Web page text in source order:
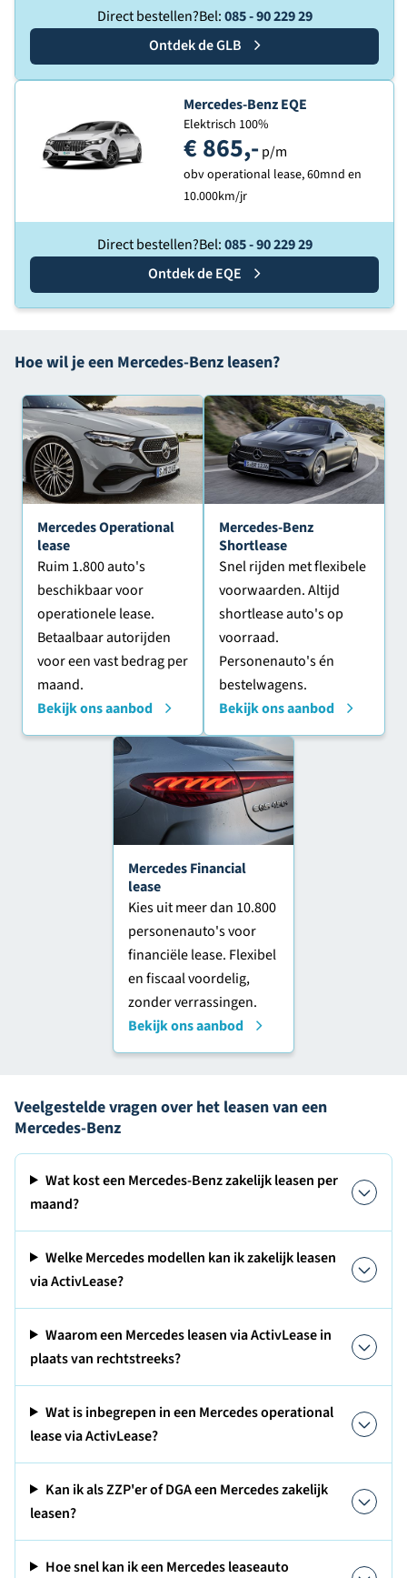
Direct bestellen?Bel:085 - 90 229 29
Ontdek deMercedes-Benz
GLB
Ontdek de
Mercedes-Benz EQE
Elektrisch 100%
€ 865,- p/m
obv operational lease, 60mnd en
10.000km/jr
Direct bestellen?Bel:085 - 90 229 29
Ontdek deMercedes-Benz
EQE
Hoe wil je een Mercedes-Benz leasen?
Mercedes Operational
lease
Ruim 1.800 auto's
beschikbaar voor
operationele lease.
Betaalbaar autorijden
voor een vast bedrag per
maand.
Bekijk ons aanbod
Mercedes-Benz
Shortlease
Snel rijden met flexibele
voorwaarden. Altijd
shortlease auto's op
voorraad.
Personenauto's én
bestelwagens.
Bekijk ons aanbod
Mercedes Financial
lease
Kies uit meer dan 10.800
personenauto's voor
financiële lease. Flexibel
en fiscaal voordelig,
zonder verrassingen.
Bekijk ons aanbod
Veelgestelde vragen over het leasen van een
Mercedes-Benz
Wat kost een Mercedes-Benz zakelijk leasen per
maand?
Welke Mercedes modellen kan ik zakelijk leasen
via ActivLease?
Waarom een Mercedes leasen via ActivLease in
plaats van rechtstreeks?
Wat is inbegrepen in een Mercedes operational
lease via ActivLease?
Kan ik als ZZP'er of DGA een Mercedes zakelijk
leasen?
Hoe snel kan ik een Mercedes leaseauto